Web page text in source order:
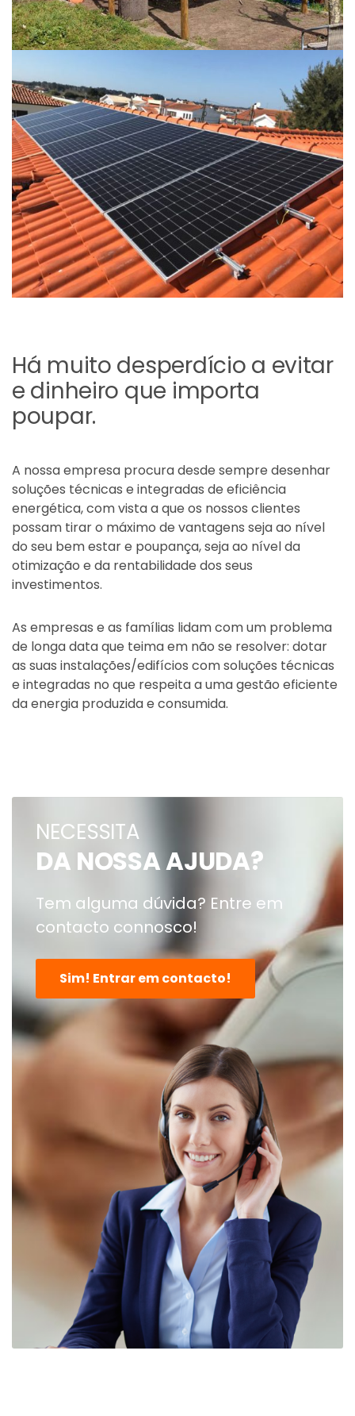
Há muito desperdício a evitar
e dinheiro que importa
poupar.
A nossa empresa procura desde sempre desenhar
soluções técnicas e integradas de eficiência
energética, com vista a que os nossos clientes
possam tirar o máximo de vantagens seja ao nível
do seu bem estar e poupança, seja ao nível da
otimização e da rentabilidade dos seus
investimentos.
As empresas e as famílias lidam com um problema
de longa data que teima em não se resolver: dotar
as suas instalações/edifícios com soluções técnicas
e integradas no que respeita a uma gestão eficiente
da energia produzida e consumida.
NECESSITA
DA NOSSA AJUDA?
Tem alguma dúvida? Entre em
contacto connosco!
Sim! Entrar em contacto!